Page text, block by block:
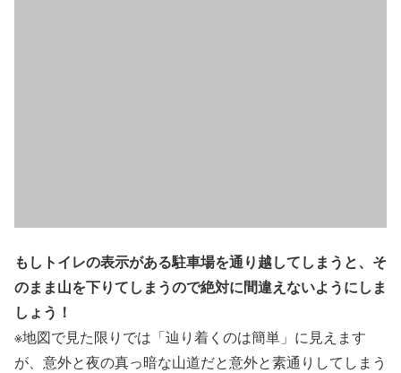
もしトイレの表示がある駐車場を通り越してしまうと、そ
のまま山を下りてしまうので絶対に間違えないようにしま
しょう！
※地図で見た限りでは「辿り着くのは簡単」に見えます
が、意外と夜の真っ暗な山道だと意外と素通りしてしまう